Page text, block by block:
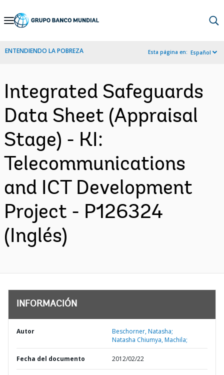
Skip
Navigation
ENTENDIENDO LA POBREZA Esta página en: Español
Integrated Safeguards
Data Sheet (Appraisal
Stage) - KI:
Telecommunications
and ICT Development
Project - P126324
(Inglés)
INFORMACIÓN
Autor
Beschorner, Natasha;
Natasha Chiumya, Machila;
Fecha del documento 2012/02/22